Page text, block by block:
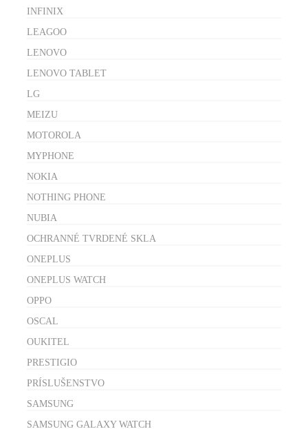
INFINIX
LEAGOO
LENOVO
LENOVO TABLET
LG
MEIZU
MOTOROLA
MYPHONE
NOKIA
NOTHING PHONE
NUBIA
OCHRANNÉ TVRDENÉ SKLA
ONEPLUS
ONEPLUS WATCH
OPPO
OSCAL
OUKITEL
PRESTIGIO
PRÍSLUŠENSTVO
SAMSUNG
SAMSUNG GALAXY WATCH